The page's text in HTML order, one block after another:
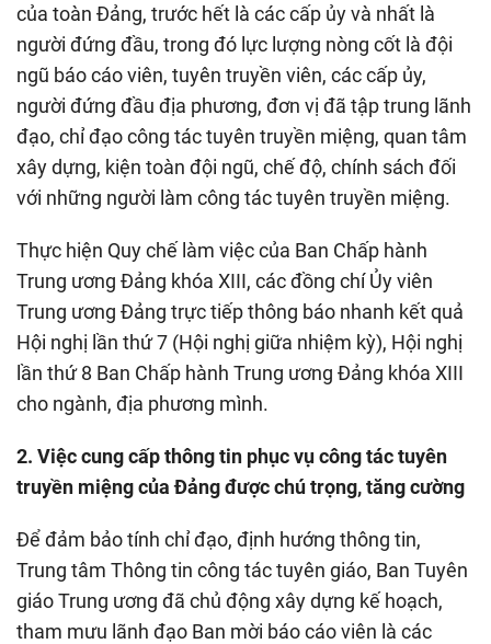
của toàn Đảng, trước hết là các cấp ủy và nhất là
người đứng đầu, trong đó lực lượng nòng cốt là đội
ngũ báo cáo viên, tuyên truyền viên, các cấp ủy,
người đứng đầu địa phương, đơn vị đã tập trung lãnh
đạo, chỉ đạo công tác tuyên truyền miệng, quan tâm
xây dựng, kiện toàn đội ngũ, chế độ, chính sách đối
với những người làm công tác tuyên truyền miệng.
Thực hiện Quy chế làm việc của Ban Chấp hành
Trung ương Đảng khóa XIII, các đồng chí Ủy viên
Trung ương Đảng trực tiếp thông báo nhanh kết quả
Hội nghị lần thứ 7 (Hội nghị giữa nhiệm kỳ), Hội nghị
lần thứ 8 Ban Chấp hành Trung ương Đảng khóa XIII
cho ngành, địa phương mình.
2. Việc cung cấp thông tin phục vụ công tác tuyên
truyền miệng của Đảng được chú trọng, tăng cường
Để đảm bảo tính chỉ đạo, định hướng thông tin,
Trung tâm Thông tin công tác tuyên giáo, Ban Tuyên
giáo Trung ương đã chủ động xây dựng kế hoạch,
tham mưu lãnh đạo Ban mời báo cáo viên là các